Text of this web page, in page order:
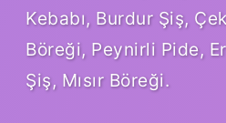
Kebabı, Burdur Şiş,
Böreği, Peynirli Pide,
Şiş, Mısır Böreği.